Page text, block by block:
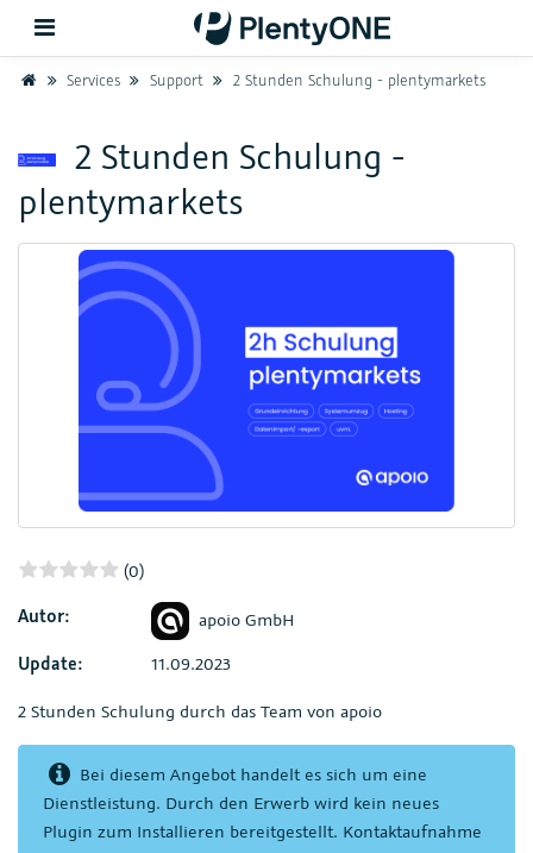
Zurück
Support
Einrichtung
Hardware
HomeServices Support 2 Stunden Schulung - plentymarkets
2 Stunden Schulung -
plentymarkets
(0)
Autor:
apoio GmbH
Update:
11.09.2023
2 Stunden Schulung durch das Team von apoio
Bei diesem Angebot handelt es sich um eine
Dienstleistung. Durch den Erwerb wird kein neues
Plugin zum Installieren bereitgestellt. Kontaktaufnahme